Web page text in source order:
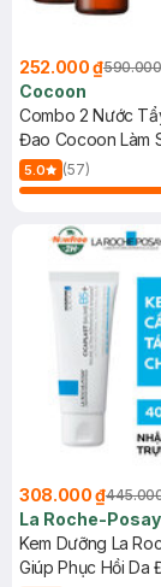
252.000 ₫
Cocoon
Combo 2 Nước
Đao Cocoon Làm
Dầu 500ml
5.0 (57)
308.000 ₫
La Roche-Posay
Kem Dưỡng La
Giúp Phục Hồi Da